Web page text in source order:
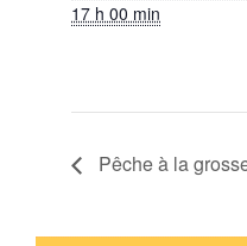
17 h 00 min
Pêche à la